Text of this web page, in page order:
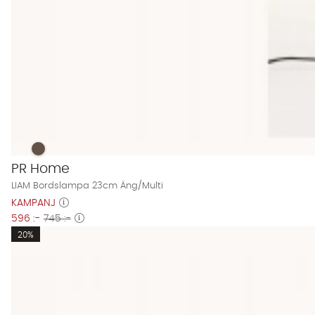
LIAM Bordslampa 23cm Äng/Multi Finns även i dessa
LIAM Bordslampa 23cm Äng/Multi
PR Home
LIAM Bordslampa 23cm Äng/Multi
KAMPANJ
596 :- 745 :-
20%